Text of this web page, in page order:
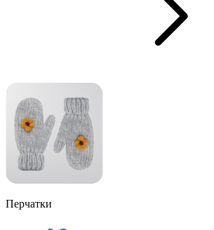
Перчатки